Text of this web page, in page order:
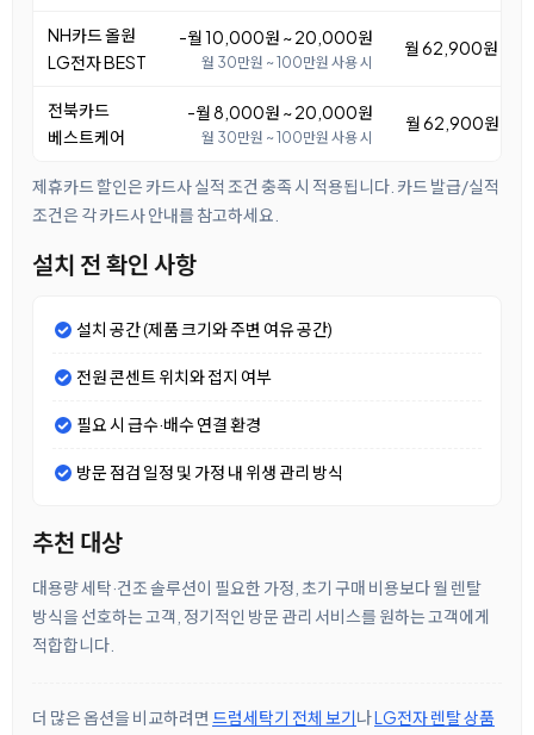
NH카드 올원
LG전자 BEST
-월 10,000원 ~ 20,000원
월 30만원 ~ 100만원 사용 시
월 62,900원 ~
전북카드
베스트케어
-월 8,000원 ~ 20,000원
월 30만원 ~ 100만원 사용 시
월 62,900원 ~
제휴카드 할인은 카드사 실적 조건 충족 시 적용됩니다. 카드 발급/실적
조건은 각 카드사 안내를 참고하세요.
설치 전 확인 사항
설치 공간 (제품 크기와 주변 여유 공간)
전원 콘센트 위치와 접지 여부
필요 시 급수·배수 연결 환경
방문 점검 일정 및 가정 내 위생 관리 방식
추천 대상
대용량 세탁·건조 솔루션이 필요한 가정, 초기 구매 비용보다 월 렌탈
방식을 선호하는 고객, 정기적인 방문 관리 서비스를 원하는 고객에게
적합합니다.
더 많은 옵션을 비교하려면 드럼세탁기 전체 보기나LG전자 렌탈 상품